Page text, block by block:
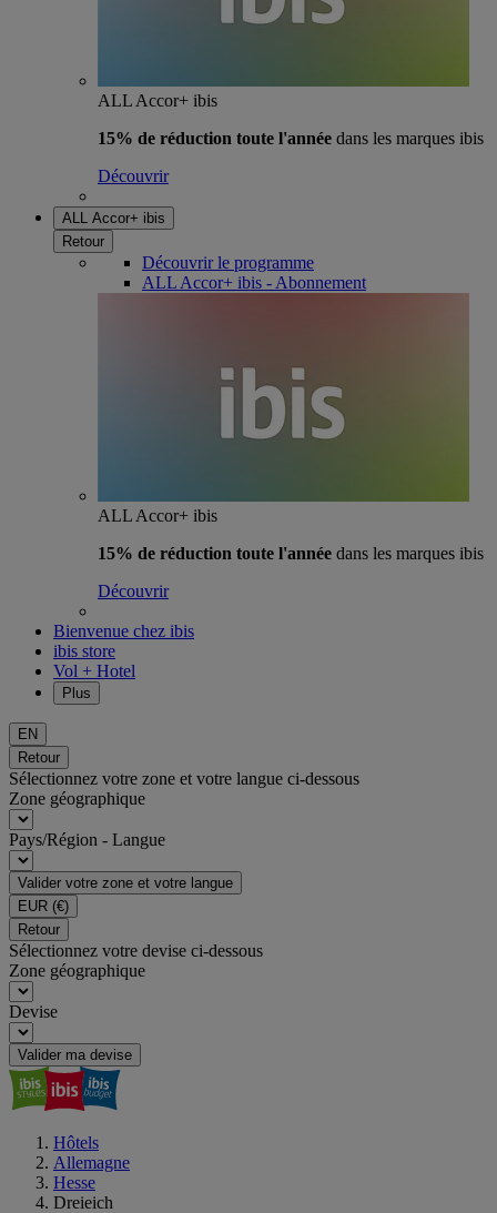
ALL Accor+ ibis
15% de réduction toute l'année dans les marques ibis
Découvrir
ALL Accor+ ibis
Retour
Découvrir le programme
ALL Accor+ ibis - Abonnement
ALL Accor+ ibis
15% de réduction toute l'année dans les marques ibis
Découvrir
Bienvenue chez ibis
ibis store
Vol + Hotel
Plus
EN
Retour
Sélectionnez votre zone et votre langue ci-dessous
Zone géographique
Pays/Région - Langue
Valider votre zone et votre langue
EUR (€)
Retour
Sélectionnez votre devise ci-dessous
Zone géographique
Devise
Valider ma devise
Hôtels
Allemagne
Hesse
Dreieich